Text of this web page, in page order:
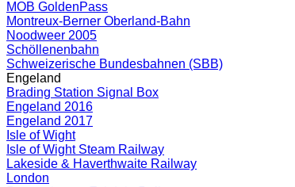
MOB GoldenPass
Montreux-Berner Oberland-Bahn
Noodweer 2005
Schöllenenbahn
Schweizerische Bundesbahnen (SBB)
Engeland
Brading Station Signal Box
Engeland 2016
Engeland 2017
Isle of Wight
Isle of Wight Steam Railway
Lakeside & Haverthwaite Railway
London